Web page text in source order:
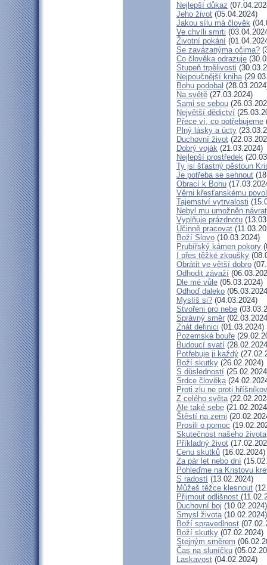
Nejlepší důkaz
Jeho život (05.04.2024)
Jakou sílu má člověk
Ve chvíli smrti
Životní pokání
Se zavázanýma očima?
Co člověka odrazuje
Stupeň trpělivosti
Nejpoučnější kniha
Bohu podobal
Na světě (27.03.2024)
Sami se sebou
Největší dědictví
Přece ví, co potřebujeme
Plný lásky a úcty
Duchovní život
Dobrý voják (21.03.2024)
Nejlepší prostředek
Ty jsi šťastný pěstoun
Je potřeba se sehnout
Obrací k Bohu
Věrni křesťanskému
Tajemství vytrvalosti
Nebyl mu umožněn návrat
Vyplňuje prázdnotu
Účinně pracovat
Boží Slovo (10.03.2024)
Prubířský kámen pokory
I přes těžké zkoušky
Obrátit ve větší dobro
Odhodit závaží
Dle mé vůle (05.03.2024)
Odhoď daleko
Myslíš si? (04.03.2024)
Stvořeni pro nebe
Správný směr
Znát definici (01.03.2024)
Pozemské bouře
Budoucí svatí
Potřebuje ji každý
Boží skutky (26.02.2024)
S důsledností
Srdce člověka
Proti zlu ne proti
Z celého světa
Ale také sebe
Štěstí na zemi
Prosili o pomoc
Skutečnost našeho života
Příkladný život
Cenu skutků (16.02.2024)
Za pár let nebo dní
Pohleďme na Kristovu
S radostí (13.02.2024)
Můžeš těžce klesnout
Přijmout odlišnost
Duchovní boj (10.02.2024)
Smysl života(10.02.2024)
Boží spravedlnost
Boží skutky (07.02.2024)
Stejným směrem
Čas na sluníčku
Laskavost (04.02.2024)